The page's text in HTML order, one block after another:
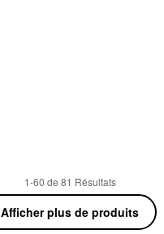
1-60 de 81 Résultats
Afficher plus de produits